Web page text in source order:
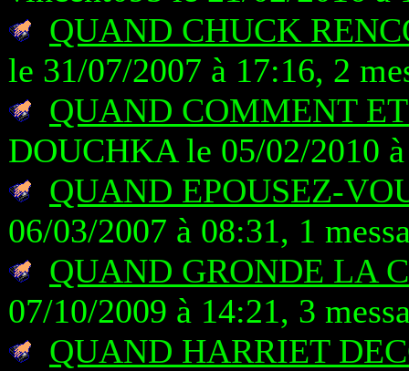
QUAND CHUCK
le 31/07/2007 à 17:16, 2
QUAND COMMENT
DOUCHKA le 05/02/2010 à
QUAND EPOUSEZ-
06/03/2007 à 08:31, 1
QUAND GRONDE LA
07/10/2009 à 14:21, 3
QUAND HARRIET